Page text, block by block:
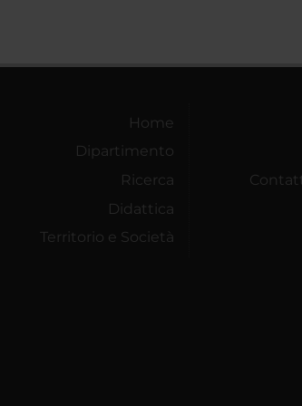
Home
Dipartimento
Ricerca
Didattica
Territorio e Società